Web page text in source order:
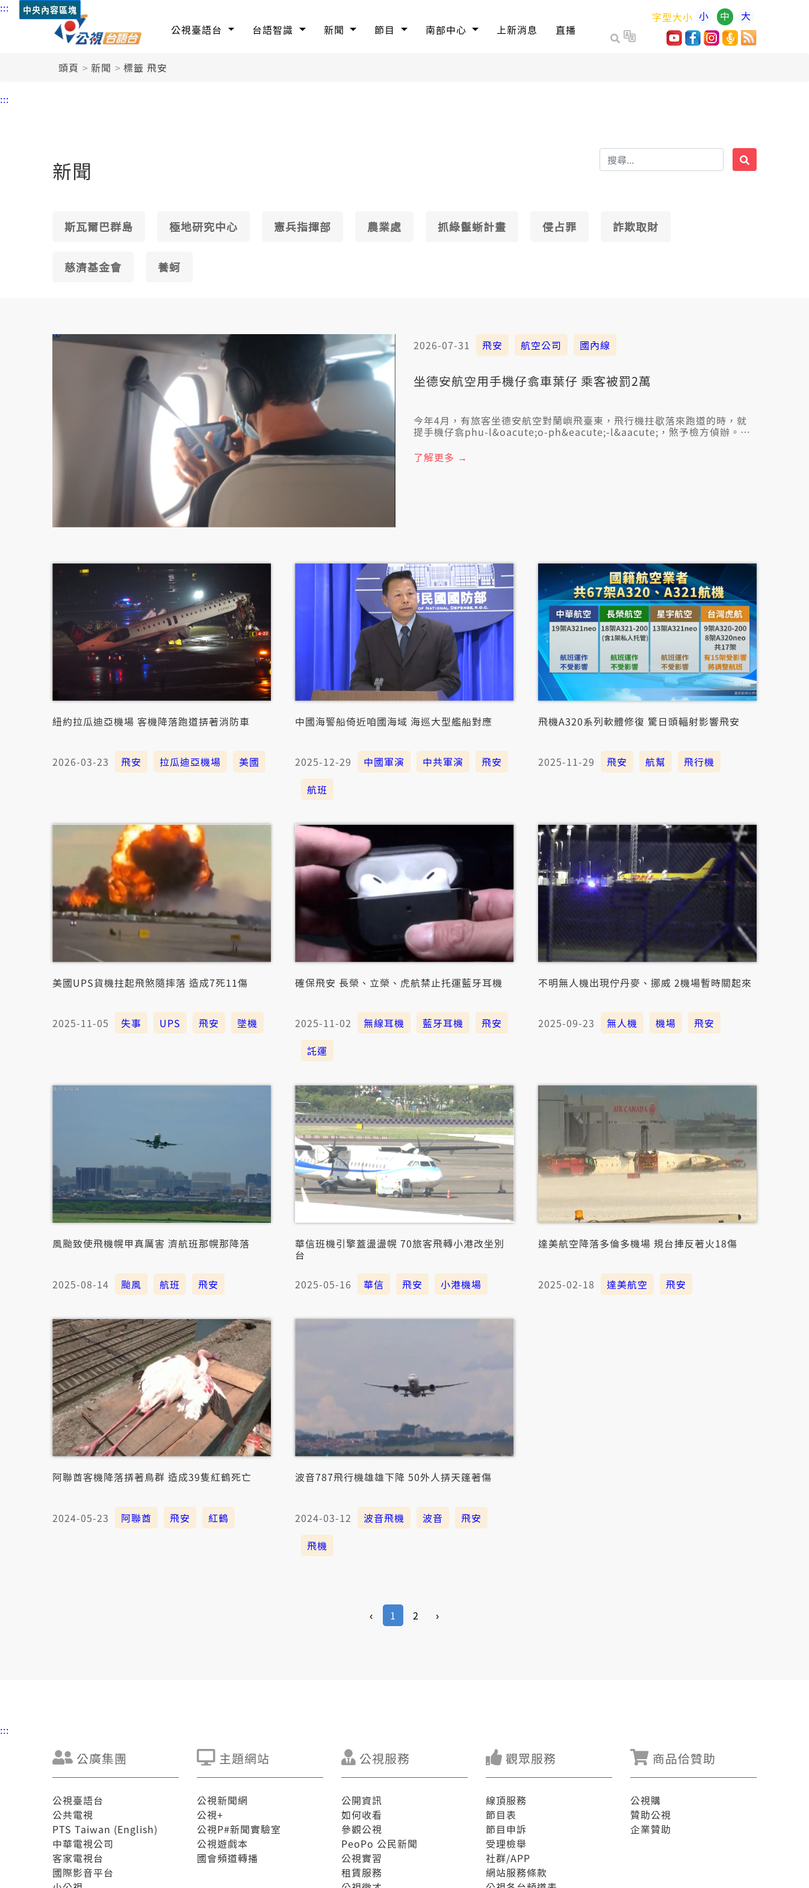
::: 中央內容區塊
公視臺語台 台語智識 新聞 節目 南部中心 上新消息 直播
字型大小 小 中 大
頭頁 新聞 標籤 飛安
:::
新聞
斯瓦爾巴群島 極地研究中心 憲兵指揮部 農業處 抓綠鬣蜥計畫 侵占罪 詐欺取財
慈濟基金會 養蚵
2026-07-31 飛安 航空公司 國內線
坐德安航空用手機仔翕車葉仔 乘客被罰2萬
今年4月，有旅客坐德安航空對蘭嶼飛臺東，飛行機拄歇落來跑道的時，就
提手機仔翕phu-l&oacute;o-ph&eacute;-l&aacute;，煞予檢方偵辦。臺
過，飛行機頂頭用手機仔，為啥物會違反民航法規？德安航空表示，這隻飛
行機的機型，猶未經過原廠執行3C干擾認證，加上飛行機頂頭無空服員，為
了解更多 →
紐約拉瓜迪亞機場 客機降落跑道挵著消防車
2026-03-23 飛安 拉瓜迪亞機場 美國
中國海警船倚近咱國海域 海巡大型艦船對應
2025-12-29 中國軍演 中共軍演
飛安
航班
飛機A320系列軟體修復 驚日頭輻射影響飛安
2025-11-29 飛安 航幫 飛行機
美國UPS貨機拄起飛煞隨摔落 造成7死11傷
2025-11-05 失事 UPS 飛安 墜機
確保飛安 長榮、立榮、虎航禁止托運藍牙耳機
2025-11-02 無線耳機 藍牙耳機
飛安
託運
不明無人機出現佇丹麥、挪威 2機場暫時關起來
2025-09-23 無人機 機場 飛安
風颱致使飛機幌甲真厲害 濟航班那幌那降落
2025-08-14 颱風 航班 飛安
華信班機引擎蓋盪盪幌 70旅客飛轉小港改坐別
台
2025-05-16 華信 飛安 小港機場
達美航空降落多倫多機場 規台捙反著火18傷
2025-02-18 達美航空 飛安
阿聯酋客機降落挵著鳥群 造成39隻紅鶴死亡
2024-05-23 阿聯酋 飛安 紅鶴
波音787飛行機雄雄下降 50外人挵天篷著傷
2024-03-12 波音飛機 波音
飛安
飛機
‹ 1 2 ›
:::
公廣集團
公視臺語台
公共電視
PTS Taiwan (English)
中華電視公司
客家電視台
國際影音平台
主題網站
公視新聞網
公視+
公視P#新聞實驗室
公視遊戲本
國會頻道轉播
公視服務
公開資訊
如何收看
參觀公視
PeoPo 公民新聞
公視實習
租賃服務
觀眾服務
線頂服務
節目表
節目申訴
受理檢舉
社群/APP
網站服務條款
商品佮贊助
公視購
贊助公視
企業贊助